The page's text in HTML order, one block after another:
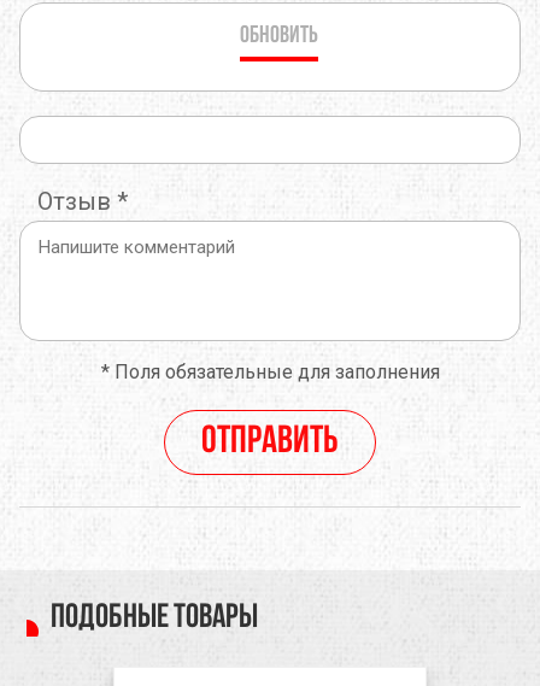
Обновить
Отзыв *
*Поля обязательные для заполнения
Отправить
Подобные товары